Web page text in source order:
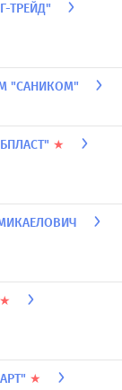
ТРЕЙД"
"САНИКОМ"
★
★
★